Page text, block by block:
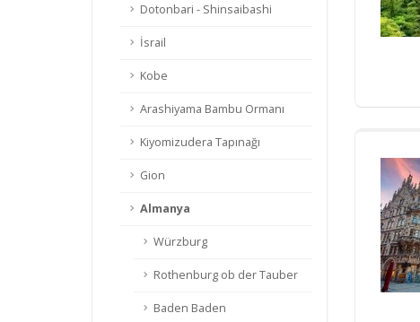
Dotonbari - Shinsaibashi
İsrail
Kobe
Arashiyama Bambu Ormanı
Kiyomizudera Tapınağı
Gion
Almanya
Würzburg
Rothenburg ob der Tauber
Baden Baden